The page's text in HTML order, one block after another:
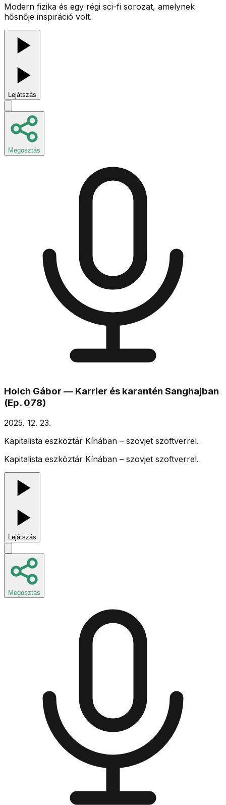
Modern fizika és egy régi sci-fi sorozat, amelynek
hősnője inspiráció volt.
Lejátszás
Megosztás
Holch Gábor — Karrier és karantén Sanghajban
(Ep. 078)
2025. 12. 23.
Kapitalista eszköztár Kínában – szovjet szoftverrel.
Kapitalista eszköztár Kínában – szovjet szoftverrel.
Lejátszás
Megosztás